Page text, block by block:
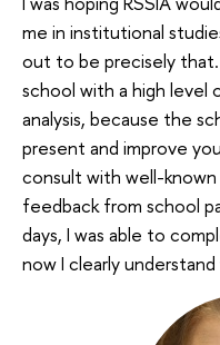
me in institutional
out to be precisely
school with a high level
analysis, because the
present and improve
consult with well-
feedback from school
days, I was able to
now I clearly